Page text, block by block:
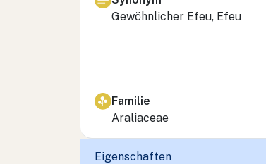
Gewöhnlicher Efeu, Efeu
Familie
Araliaceae
Eigenschaften